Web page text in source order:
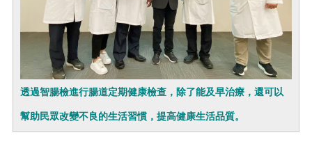
透過智腸檢進行腸道定期健康檢查，除了能及早治療，還可以
幫助民眾改變不良的生活習慣，提高健康生活品質。